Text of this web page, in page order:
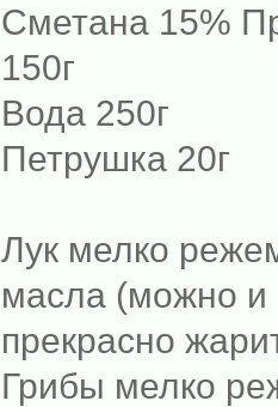
Сметана 15%
150г
Вода 250г
Петрушка 20г
Лук мелко
масла (можно и
прекрасно
Грибы мелко